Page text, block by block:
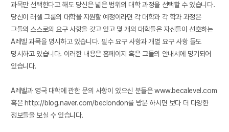
과목만 선택한다고 해도 당신은 넓은 범위의 대학 과정을 선택할 수 있습니다.
당신이 러셀 그룹의 대학을 지원할 예정이라면 각 대학과 각 학과 과정은
그들의 스스로의 요구 사항을 갖고 있고 몇 개의 대학들은 자신들이 선호하는
A레벨 과목을 명시하고 있습니다.필수 요구 사항과 개별 요구 사항 들도
명시하고 있습니다. 이러한 내용은 홈페이지 혹은 그들의 안내서에 명기되어
있습니다.
A레벨과 영국 대학에 관한 문의 사항이 있으신 분들은www.becalevel.com
혹은 http://blog.naver.com/beclondon를 방문 하시면 보다 더 다양한
정보들을 보실 수 있습니다.